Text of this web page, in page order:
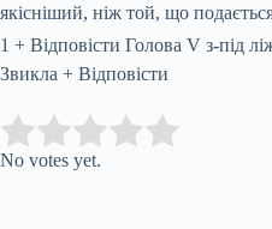
якісніший, ніж той, що
1 + Відповісти Голова V з-під
Звикла + Відповісти
Rate this item:
No votes yet.